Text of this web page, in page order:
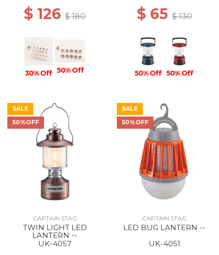
$ 126 $ 180
30% Off 50% Off
$ 65$ 130
50% Off 50% Off
SALE
50%OFF
CAPTAIN STAG
TWIN LIGHT LED
LANTERN --
UK-4057
SALE
50%OFF
CAPTAIN STAG
LED BUG LANTERN --
UK-4051